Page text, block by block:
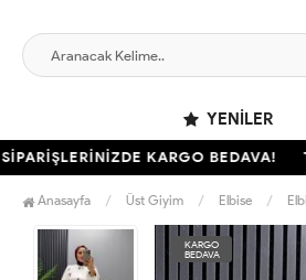
YENILER
KARGO BEDAVA!
Anasayfa Üst Giyim Elbise
KARGO
BEDAVA